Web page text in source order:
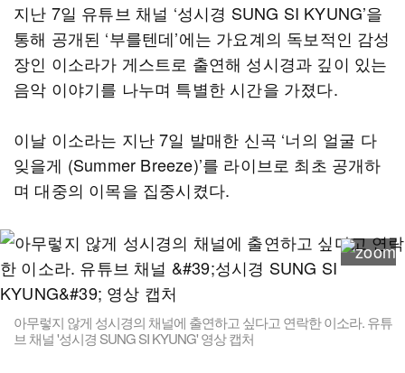
지난 7일 유튜브 채널 ‘성시경 SUNG SI KYUNG’을
통해 공개된 ‘부를텐데’에는 가요계의 독보적인 감성
장인 이소라가 게스트로 출연해 성시경과 깊이 있는
음악 이야기를 나누며 특별한 시간을 가졌다.
이날 이소라는 지난 7일 발매한 신곡 ‘너의 얼굴 다
잊을게 (Summer Breeze)’를 라이브로 최초 공개하
며 대중의 이목을 집중시켰다.
아무렇지 않게 성시경의 채널에 출연하고 싶다고 연락한 이소라. 유튜
브 채널 '성시경 SUNG SI KYUNG' 영상 캡처